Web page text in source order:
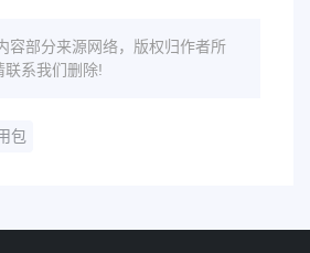
容部分来源网络，版权归作者所
联系我们删除!
包